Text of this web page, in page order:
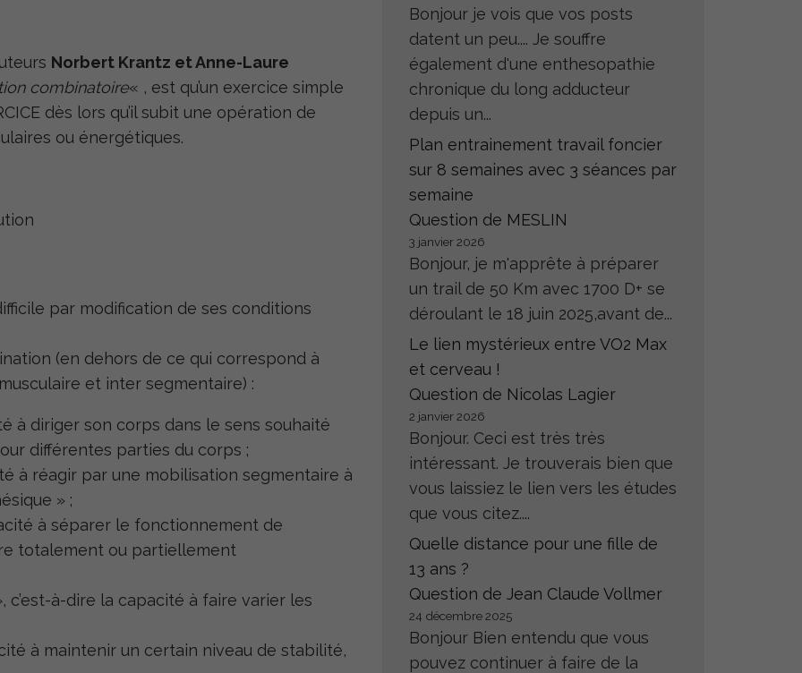
Norbert Krantz et Anne-Laure
combinatoire« , est qu’un exercice simple
dès lors qu’il subit une opération de
ou énergétiques.
par modification de ses conditions
(en dehors de ce qui correspond à
et inter segmentaire) :
à diriger son corps dans le sens souhaité
différentes parties du corps ;
à réagir par une mobilisation segmentaire à
» ;
à séparer le fonctionnement de
totalement ou partiellement
c’est-à-dire la capacité à faire varier les
à maintenir un certain niveau de stabilité,
Bonjour je vois que vos posts
datent un peu.... Je souffre
également d'une enthesopathie
chronique du long adducteur
depuis un...
Plan entrainement travail foncier
sur 8 semaines avec 3 séances par
semaine
Question de MESLIN
3 janvier 2026
Bonjour, je m'apprête à préparer
un trail de 50 Km avec 1700 D+ se
déroulant le 18 juin 2025,avant de...
Le lien mystérieux entre VO2 Max
et cerveau !
Question de Nicolas Lagier
2 janvier 2026
Bonjour. Ceci est très très
intéressant. Je trouverais bien que
vous laissiez le lien vers les études
que vous citez....
Quelle distance pour une fille de
13 ans ?
Question de Jean Claude Vollmer
24 décembre 2025
Bonjour Bien entendu que vous
pouvez continuer à faire de la